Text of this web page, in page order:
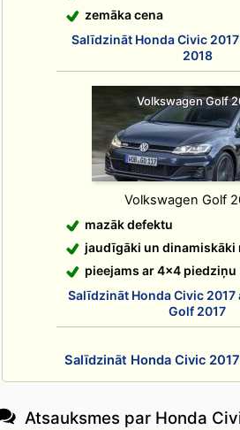
zemāka cena
Salīdzināt Honda Civic
2018
Volkswagen Golf
Volkswagen Golf
mazāk defektu
jaudīgāki un dinamiskāki
pieejams ar 4x4 piedziņu
Salīdzināt Honda Civic 2017
Golf 2017
Salīdzināt Honda Civic
Atsauksmes par Honda